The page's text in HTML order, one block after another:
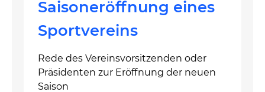
Saisoneröffnung eines
Sportvereins
Rede des Vereinsvorsitzenden oder
Präsidenten zur Eröffnung der neuen
Saison